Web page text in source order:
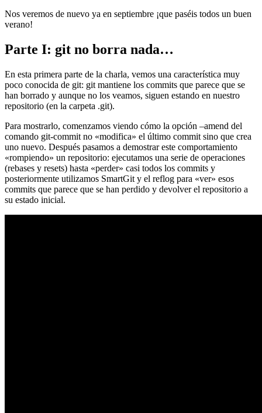
Nos veremos de nuevo ya en septiembre ¡que paséis todos un buen
verano!
Parte I: git no borra nada…
En esta primera parte de la charla, vemos una característica muy
poco conocida de git: git mantiene los commits que parece que se
han borrado y aunque no los veamos, siguen estando en nuestro
repositorio (en la carpeta .git).
Para mostrarlo, comenzamos viendo cómo la opción –amend del
comando git-commit no «modifica» el último commit sino que crea
uno nuevo. Después pasamos a demostrar este comportamiento
«rompiendo» un repositorio: ejecutamos una serie de operaciones
(rebases y resets) hasta «perder» casi todos los commits y
posteriormente utilizamos SmartGit y el reflog para «ver» esos
commits que parece que se han perdido y devolver el repositorio a
su estado inicial.